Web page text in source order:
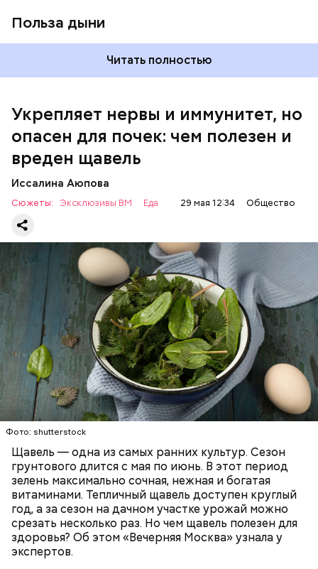
Польза дыни
Читать полностью
Укрепляет нервы и иммунитет, но
опасен для почек: чем полезен и
вреден щавель
Иссалина Аюпова
Сюжеты: Эксклюзивы ВМ Еда 29 мая 12:34 Общество
Фото: shutterstock
Щавель — одна из самых ранних культур. Сезон
грунтового длится с мая по июнь. В этот период
зелень максимально сочная, нежная и богатая
витаминами. Тепличный щавель доступен круглый
год, а за сезон на дачном участке урожай можно
срезать несколько раз. Но чем щавель полезен для
здоровья? Об этом «Вечерняя Москва» узнала у
экспертов.
Опасность же щавеля состоит в том, что он
содержит большое количество щавелевой кислоты,
которая может способствовать образованию
— Если человек уже болеет мочекаменной
болезнью, щавель ему не рекомендуется. При
артрите, гастрите, холецистите, синдроме
раздраженного кишечника, язвах и панкреатите
продукт тоже лучше исключить из рациона, —
предупредила врач. — Он может привести к
повышению кислотности желудка и раздражать
слизистые оболочки.
ЗДОРОВЬЕ ВРАЧИ
РАСТЕНИЯ
ПРОДУКТЫ